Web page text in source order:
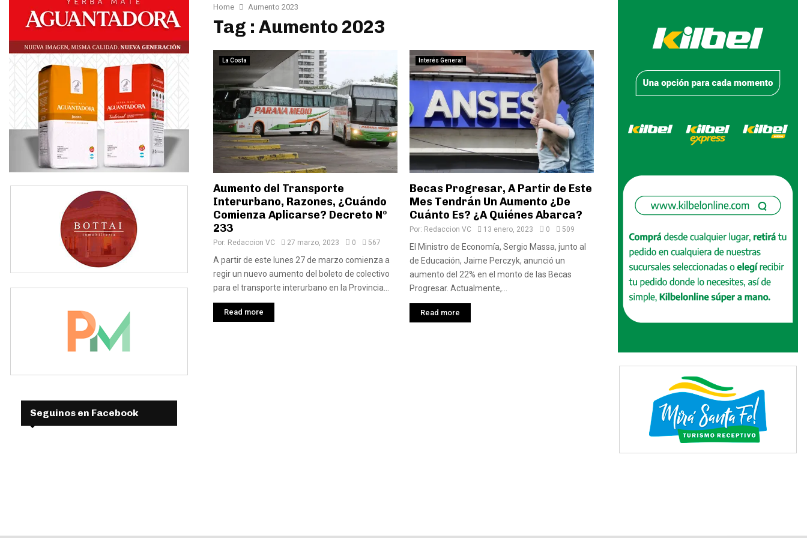
Home Aumento 2023
Tag : Aumento 2023
La Costa
Aumento del Transporte
Interurbano, Razones, ¿Cuándo
Comienza Aplicarse? Decreto Nº
233
Por: Redaccion VC 27 marzo, 2023 0 567
A partir de este lunes 27 de marzo comienza a
regir un nuevo aumento del boleto de colectivo
para el transporte interurbano en la Provincia...
Read more
Interés General
Becas Progresar, A Partir de Este
Mes Tendrán Un Aumento ¿De
Cuánto Es? ¿A Quiénes Abarca?
Por: Redaccion VC 13 enero, 2023 0 509
El Ministro de Economía, Sergio Massa, junto al
de Educación, Jaime Perczyk, anunció un
aumento del 22% en el monto de las Becas
Progresar. Actualmente,...
Read more
Seguinos en Facebook